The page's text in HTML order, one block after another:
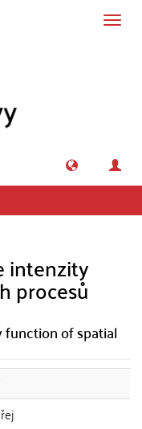
intenzity
procesů
of spatial